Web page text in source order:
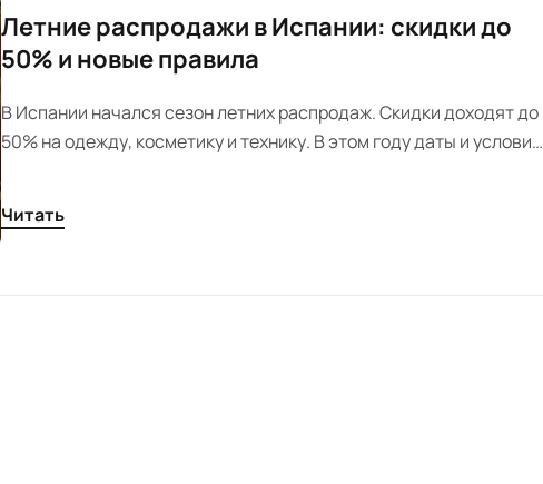
Летние распродажи в Испании: скидки до
50% и новые правила
В Испании начался сезон летних распродаж. Скидки доходят до
50% на одежду, косметику и технику. В этом году даты и условия
Читать